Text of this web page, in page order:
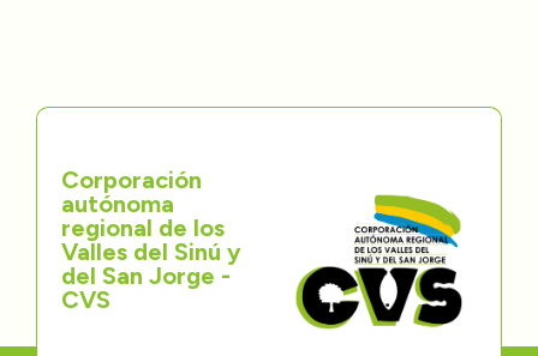
Participa
Trámites y Servicios
Contáctenos
Corporación
autónoma
regional de los
Valles del Sinú y
del San Jorge -
CVS